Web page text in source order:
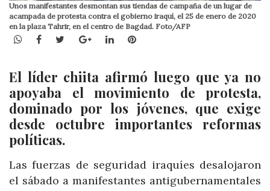
Unos manifestantes desmontan sus tiendas de campaña de un lugar de
acampada de protesta contra el gobierno iraquí, el 25 de enero de 2020
en la plaza Tahrir, en el centro de Bagdad. Foto/AFP
WhatsApp
Facebook
TwitterGoogle+LinkedInPinterest
El líder chiita afirmó luego que ya no
apoyaba el movimiento de protesta,
dominado por los jóvenes, que exige
desde octubre importantes reformas
políticas.
Las fuerzas de seguridad iraquíes desalojaron
el sábado a manifestantes antigubernamentales